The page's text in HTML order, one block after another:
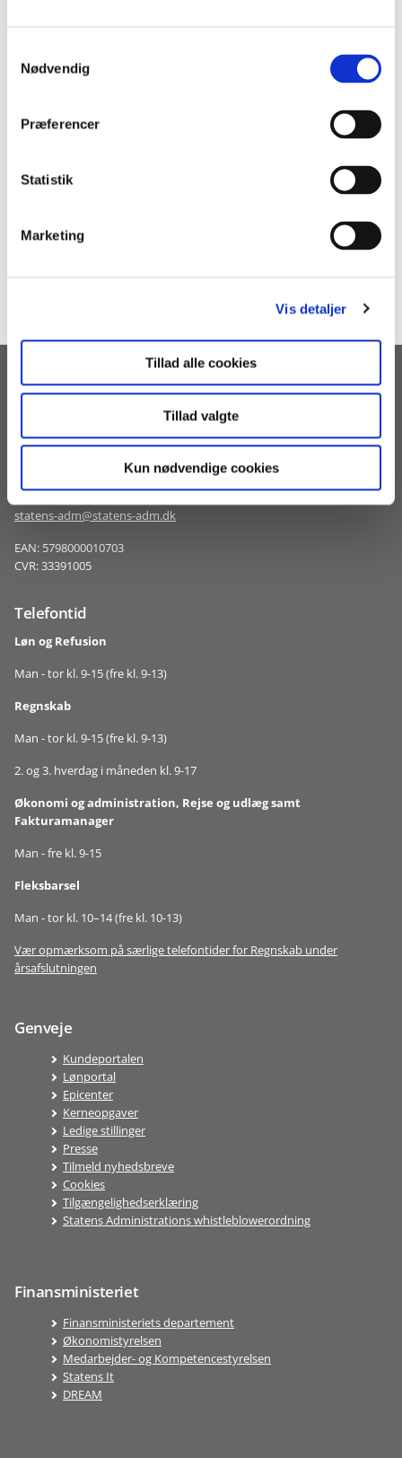
Nødvendig
Præferencer
Statistik
Marketing
Vis detaljer
Tillad alle cookies
Tillad valgte
Kun nødvendige cookies
2012: HD Organisation og ledelse, Aalborg Universitet
sorped@statens-adm.dk
Statens Administration
statens-adm@statens-adm.dk
EAN: 5798000010703
CVR: 33391005
Telefontid
Løn og Refusion
Man - tor kl. 9-15 (fre kl. 9-13)
Regnskab
Man - tor kl. 9-15 (fre kl. 9-13)
2. og 3. hverdag i måneden kl. 9-17
Økonomi og administration, Rejse og udlæg samt
Fakturamanager
Man - fre kl. 9-15
Fleksbarsel
Man - tor kl. 10–14 (fre kl. 10-13)
Vær opmærksom på særlige telefontider for Regnskab under
årsafslutningen
Genveje
Kundeportalen
Lønportal
Epicenter
Kerneopgaver
Ledige stillinger
Presse
Tilmeld nyhedsbreve
Cookies
Tilgængelighedserklæring
Statens Administrations whistleblowerordning
Finansministeriet
Finansministeriets departement
Økonomistyrelsen
Medarbejder- og Kompetencestyrelsen
Statens It
DREAM